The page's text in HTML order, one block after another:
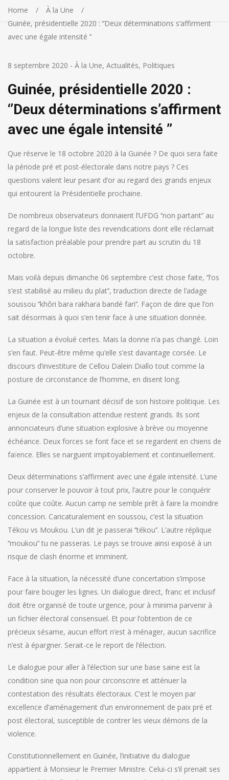
Home
À la Une
Guinée, présidentielle 2020 : ‘’Deux déterminations s’affirment
avec une égale intensité ’’
8 septembre 2020 - À la Une, Actualités, Politiques
Guinée, présidentielle 2020 :
‘’Deux déterminations s’affirment
avec une égale intensité ’’
Que réserve le 18 octobre 2020 à la Guinée ? De quoi sera faite
la période pré et post-électorale dans notre pays ? Ces
questions valent leur pesant d’or au regard des grands enjeux
qui entourent la Présidentielle prochaine.
De nombreux observateurs donnaient l’UFDG ‘’non partant’’ au
regard de la longue liste des revendications dont elle réclamait
la satisfaction préalable pour prendre part au scrutin du 18
octobre.
Mais voilà depuis dimanche 06 septembre c’est chose faite, ‘’l’os
s’est stabilisé au milieu du plat’’, traduction directe de l’adage
soussou ‘’khôri bara rakhara bandé fari’’. Façon de dire que l’on
sait désormais à quoi s’en tenir face à une situation donnée.
La situation a évolué certes. Mais la donne n’a pas changé. Loin
s’en faut. Peut-être même qu’elle s’est davantage corsée. Le
discours d’investiture de Cellou Dalein Diallo tout comme la
posture de circonstance de l’homme, en disent long.
La Guinée est à un tournant décisif de son histoire politique. Les
enjeux de la consultation attendue restent grands. Ils sont
annonciateurs d’une situation explosive à brève ou moyenne
échéance. Deux forces se font face et se regardent en chiens de
faïence. Elles se narguent impitoyablement et continuellement.
Deux déterminations s’affirment avec une égale intensité. L’une
pour conserver le pouvoir à tout prix, l’autre pour le conquérir
coûte que coûte. Aucun camp ne semble prêt à faire la moindre
concession. Caricaturalement en soussou, c’est la situation
Tékou vs Moukou. L’un dit je passerai ‘’tékou’’. L’autre réplique
‘’moukou’’ tu ne passeras. Le pays se trouve ainsi exposé à un
risque de clash énorme et imminent.
Face à la situation, la nécessité d’une concertation s’impose
pour faire bouger les lignes. Un dialogue direct, franc et inclusif
doit être organisé de toute urgence, pour à minima parvenir à
un fichier électoral consensuel. Et pour l’obtention de ce
précieux sésame, aucun effort n’est à ménager, aucun sacrifice
n’est à épargner. Serait-ce le report de l’élection.
Le dialogue pour aller à l’élection sur une base saine est la
condition sine qua non pour circonscrire et atténuer la
contestation des résultats électoraux. C’est le moyen par
excellence d’aménagement d’un environnement de paix pré et
post électoral, susceptible de contrer les vieux démons de la
violence.
Constitutionnellement en Guinée, l’initiative du dialogue
appartient à Monsieur le Premier Ministre. Celui-ci s’il prenait ses